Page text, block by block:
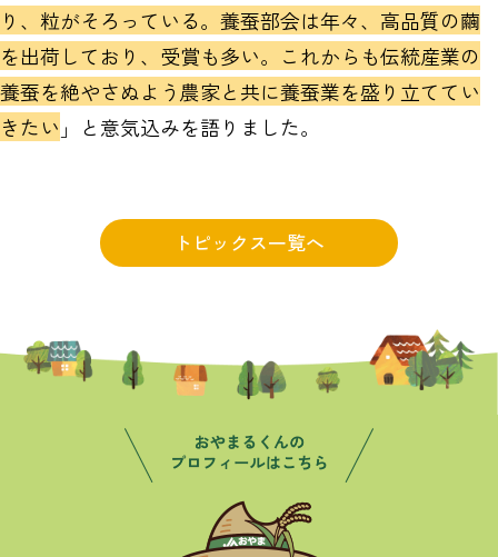
り、粒がそろっている。養蚕部会は年々、高品質の繭
を出荷しており、受賞も多い。これからも伝統産業の
養蚕を絶やさぬよう農家と共に養蚕業を盛り立ててい
きたい 」と意気込みを語りました。
トピックス一覧へ